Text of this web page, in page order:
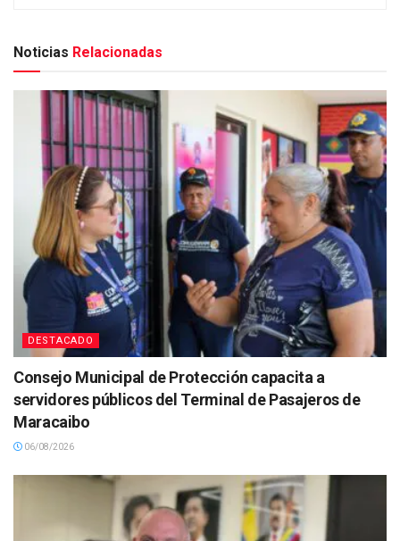
Noticias Relacionadas
DESTACADO
Consejo Municipal de Protección capacita a
servidores públicos del Terminal de Pasajeros de
Maracaibo
06/08/2026